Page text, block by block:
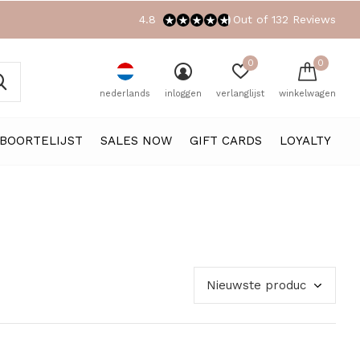
SALES NOW GIFT CARDS LOYALTY
nederlands inloggen verlanglijst
0
winkelwagen
0
4.8 Out of 132 Reviews